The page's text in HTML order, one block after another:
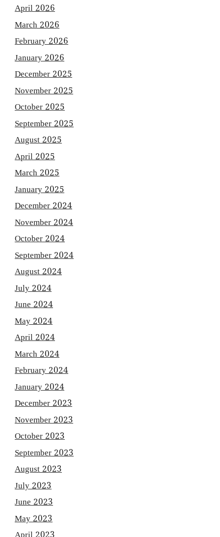
April 2026
March 2026
February 2026
January 2026
December 2025
November 2025
October 2025
September 2025
August 2025
April 2025
March 2025
January 2025
December 2024
November 2024
October 2024
September 2024
August 2024
July 2024
June 2024
May 2024
April 2024
March 2024
February 2024
January 2024
December 2023
November 2023
October 2023
September 2023
August 2023
July 2023
June 2023
May 2023